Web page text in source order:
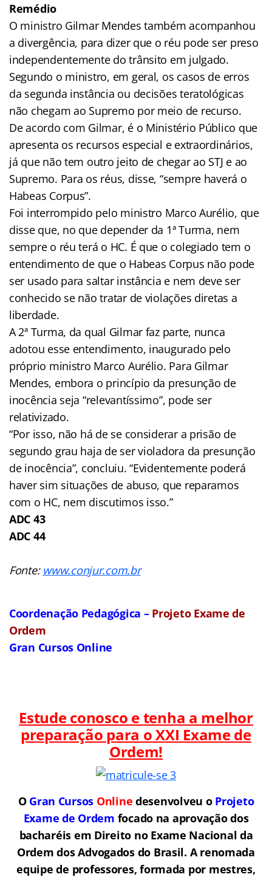
Remédio
O ministro Gilmar Mendes também acompanhou
a divergência, para dizer que o réu pode ser preso
independentemente do trânsito em julgado.
Segundo o ministro, em geral, os casos de erros
da segunda instância ou decisões teratológicas
não chegam ao Supremo por meio de recurso.
De acordo com Gilmar, é o Ministério Público que
apresenta os recursos especial e extraordinários,
já que não tem outro jeito de chegar ao STJ e ao
Supremo. Para os réus, disse, “sempre haverá o
Habeas Corpus”.
Foi interrompido pelo ministro Marco Aurélio, que
disse que, no que depender da 1ª Turma, nem
sempre o réu terá o HC. É que o colegiado tem o
entendimento de que o Habeas Corpus não pode
ser usado para saltar instância e nem deve ser
conhecido se não tratar de violações diretas a
liberdade.
A 2ª Turma, da qual Gilmar faz parte, nunca
adotou esse entendimento, inaugurado pelo
próprio ministro Marco Aurélio. Para Gilmar
Mendes, embora o princípio da presunção de
inocência seja “relevantíssimo”, pode ser
relativizado.
“Por isso, não há de se considerar a prisão de
segundo grau haja de ser violadora da presunção
de inocência”, concluiu. “Evidentemente poderá
haver sim situações de abuso, que reparamos
com o HC, nem discutimos isso.”
ADC 43
ADC 44
Fonte: www.conjur.com.br
Coordenação Pedagógica – Projeto Exame de
Ordem
Gran Cursos Online
Estude conosco e tenha a melhor
preparação para oXXI Exame de
Ordem!
O Gran Cursos Online desenvolveu o Projeto
Exame de Ordem focado na aprovação dos
bacharéis em Direito no Exame Nacional da
Ordem dos Advogados do Brasil. A renomada
equipe de professores, formada por mestres,